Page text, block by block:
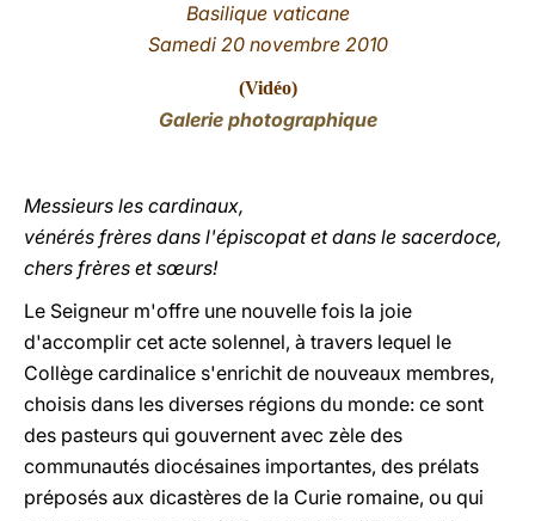
Basilique vaticane
Samedi 20 novembre 2010
(Vidéo)
Galerie photographique
Messieurs les cardinaux,
vénérés frères dans l'épiscopat et dans le sacerdoce,
chers frères et sœurs!
Le Seigneur m'offre une nouvelle fois la joie
d'accomplir cet acte solennel, à travers lequel le
Collège cardinalice s'enrichit de nouveaux membres,
choisis dans les diverses régions du monde: ce sont
des pasteurs qui gouvernent avec zèle des
communautés diocésaines importantes, des prélats
préposés aux dicastères de la Curie romaine, ou qui